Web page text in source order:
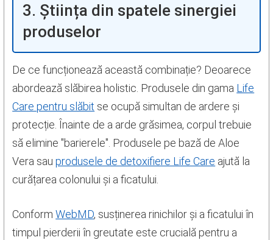
3. Știința din spatele sinergiei
produselor
De ce funcționează această combinație? Deoarece
abordează slăbirea holistic. Produsele din gama Life
Care pentru slăbit se ocupă simultan de ardere și
protecție. Înainte de a arde grăsimea, corpul trebuie
să elimine "barierele". Produsele pe bază de Aloe
Vera sauprodusele de detoxifiere Life Care ajută la
curățarea colonului și a ficatului.
ConformWebMD, susținerea rinichilor și a ficatului în
timpul pierderii în greutate este crucială pentru a